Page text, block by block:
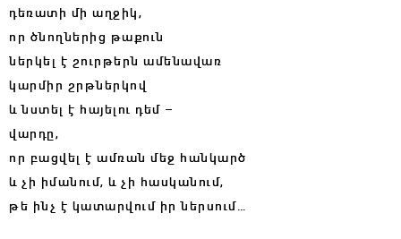
դեռատի մի աղջիկ,
որ ծնողներից թաքուն
ներկել է շուրթերն ամենավառ
կարմիր շրթներկով
և նստել է հայելու դեմ –
վարդը,
որ բացվել է ամռան մեջ հանկարծ
և չի իմանում, և չի հասկանում,
թե ինչ է կատարվում իր ներսում…